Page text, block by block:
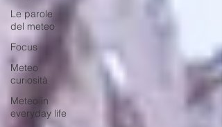
Le parole
del meteo
Focus
Meteo
curiosità
Meteo in
everyday life